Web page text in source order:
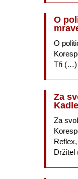
O
O
Tři (…)
Za
Za